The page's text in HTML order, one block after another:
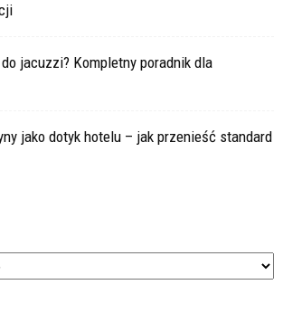
jacuzzi? Kompletny poradnik dla
jako dotyk hotelu – jak przenieść standard